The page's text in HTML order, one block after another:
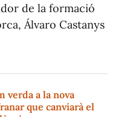
de la formació
Álvaro Castanys
verda a la nova
que canviarà el